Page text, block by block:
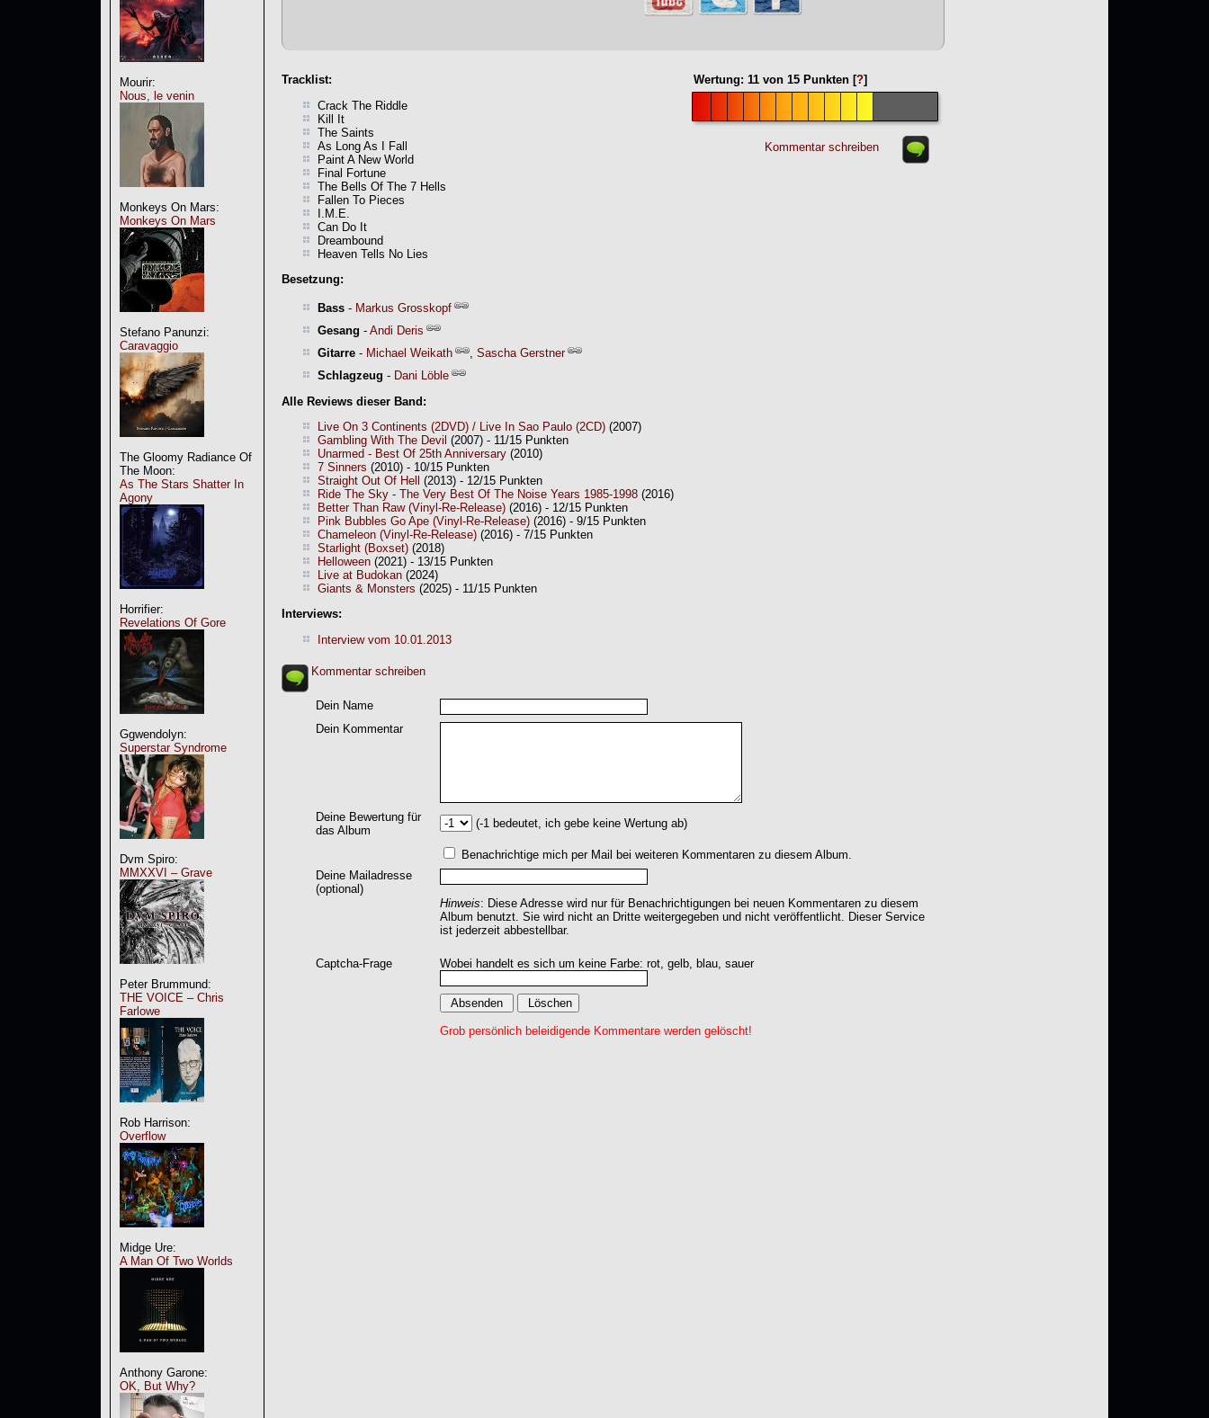
Mourir:
Nous, le venin
Monkeys On Mars:
Monkeys On Mars
Stefano Panunzi:
Caravaggio
The Gloomy Radiance Of
The Moon:
As The Stars Shatter In
Agony
Horrifier:
Revelations Of Gore
Ggwendolyn:
Superstar Syndrome
Dvm Spiro:
MMXXVI – Grave
Peter Brummund:
THE VOICE – Chris
Farlowe
Rob Harrison:
Overflow
Midge Ure:
A Man Of Two Worlds
Anthony Garone:
OK, But Why?
Wertung: 11 von 15 Punkten [?]
Kommentar schreiben
Tracklist:
Crack The Riddle
Kill It
The Saints
As Long As I Fall
Paint A New World
Final Fortune
The Bells Of The 7 Hells
Fallen To Pieces
I.M.E.
Can Do It
Dreambound
Heaven Tells No Lies
Besetzung:
Bass - Markus Grosskopf
Gesang - Andi Deris
Gitarre - Michael Weikath , Sascha Gerstner
Schlagzeug - Dani Löble
Alle Reviews dieser Band:
Live On 3 Continents (2DVD) / Live In Sao Paulo (2CD) (2007)
Gambling With The Devil (2007) - 11/15 Punkten
Unarmed - Best Of 25th Anniversary (2010)
7 Sinners (2010) - 10/15 Punkten
Straight Out Of Hell
(2013) - 12/15 Punkten
Ride The Sky - The Very Best Of The Noise Years 1985-1998 (2016)
Better Than Raw (Vinyl-Re-Release) (2016) - 12/15 Punkten
Pink Bubbles Go Ape (Vinyl-Re-Release) (2016) - 9/15 Punkten
Chameleon (Vinyl-Re-Release) (2016) - 7/15 Punkten
Starlight (Boxset) (2018)
Helloween (2021) - 13/15 Punkten
Live at Budokan (2024)
Giants & Monsters (2025) - 11/15 Punkten
Interviews:
Interview vom 10.01.2013
Kommentar schreiben
Dein Name
Dein Kommentar
Deine Bewertung für
das Album
(-1 bedeutet, ich gebe keine Wertung ab)
Benachrichtige mich per Mail bei weiteren Kommentaren zu diesem Album.
Deine Mailadresse
(optional)
Hinweis: Diese Adresse wird nur für Benachrichtigungen bei neuen Kommentaren zu diesem
Album benutzt. Sie wird nicht an Dritte weitergegeben und nicht veröffentlicht. Dieser Service
ist jederzeit abbestellbar.
Captcha-Frage Wobei handelt es sich um keine Farbe: rot, gelb, blau, sauer
Grob persönlich beleidigende Kommentare werden gelöscht!